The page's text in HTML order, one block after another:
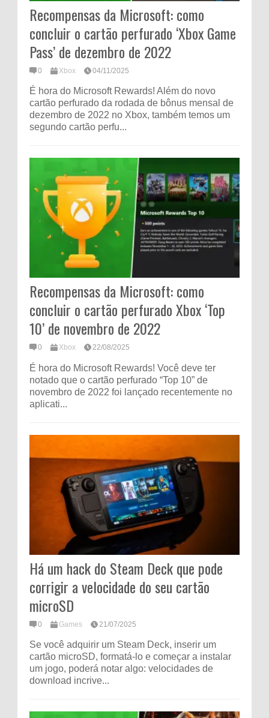
Recompensas da Microsoft: como
concluir o cartão perfurado ‘Xbox Game
Pass’ de dezembro de 2022
0 Xbox 04/11/2025
É hora do Microsoft Rewards! Além do novo
cartão perfurado da rodada de bônus mensal de
dezembro de 2022 no Xbox, também temos um
segundo cartão perfu...
Recompensas da Microsoft: como
concluir o cartão perfurado Xbox ‘Top
10’ de novembro de 2022
0 Xbox 22/08/2025
É hora do Microsoft Rewards! Você deve ter
notado que o cartão perfurado “Top 10” de
novembro de 2022 foi lançado recentemente no
aplicati...
Há um hack do Steam Deck que pode
corrigir a velocidade do seu cartão
microSD
0 Games 21/07/2025
Se você adquirir um Steam Deck, inserir um
cartão microSD, formatá-lo e começar a instalar
um jogo, poderá notar algo: velocidades de
download incrive...